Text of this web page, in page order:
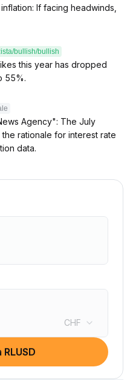
If facing headwinds,
bullish/bullish
this year has dropped
55%.
Agency": The July
rationale for interest rate
data.
CHF